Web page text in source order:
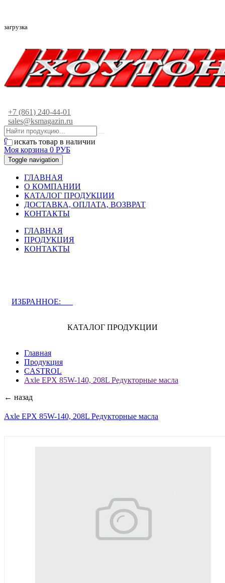
загрузка
+7 (861) 240-44-01
sales@ksmagazin.ru
искать товар в наличии
0
Моя корзина 0 РУБ
Toggle navigation
ГЛАВНАЯ
О КОМПАНИИ
КАТАЛОГ ПРОДУКЦИИ
ДОСТАВКА, ОПЛАТА, ВОЗВРАТ
КОНТАКТЫ
ГЛАВНАЯ
ПРОДУКЦИЯ
КОНТАКТЫ
ИЗБРАННОЕ:
КАТАЛОГ ПРОДУКЦИИ
Главная
Продукция
CASTROL
Axle EPX 85W-140, 208L Редукторные масла
← назад
Axle EPX 85W-140, 208L Редукторные масла